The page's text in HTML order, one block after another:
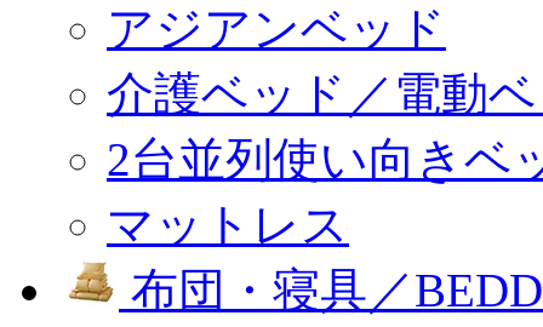
アジアンベッド
介護ベッド／電動
2台並列使い向きベ
マットレス
布団・寝具／